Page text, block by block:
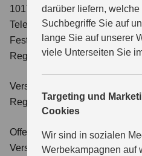
darüber liefern, welche
Suchbegriffe Sie auf
lange Sie auf unserer
viele Unterseiten Sie
Targeting und
Cookies
Wir sind in sozialen
Werbekampagnen auf
10178 Berlin
Telefon: 0-180-500 585-0 (14
Festnetz, mit abweichenden
Registerabruf:
Versicherungsvermittlerregister:
Register-Nr. D-SYL3-TE59D-
Offenlegung direkter oder
Versicherungsunternehmen: